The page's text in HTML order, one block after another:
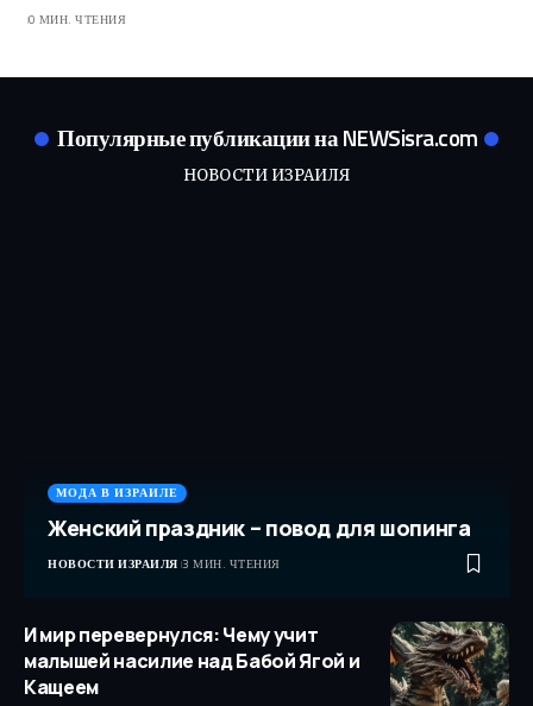
0 МИН. ЧТЕНИЯ
Популярные публикации на NEWSisra.com
НОВОСТИ ИЗРАИЛЯ
МОДА В ИЗРАИЛЕ
Женский праздник – повод для шопинга
НОВОСТИ ИЗРАИЛЯ 3 МИН. ЧТЕНИЯ
И мир перевернулся: Чему учит
малышей насилие над Бабой Ягой и
Кащеем